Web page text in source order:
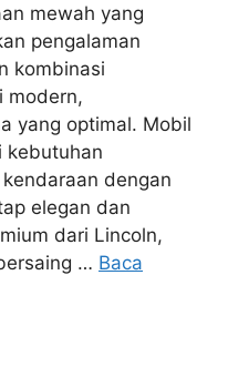
mewah yang
pengalaman
kombinasi
modern,
yang optimal. Mobil
kebutuhan
dengan
elegan dan
dari Lincoln,
… Baca